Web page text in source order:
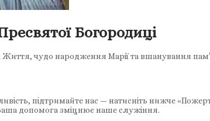
Богородиці
чудо народження Марії та вшанування
підтримайте нас — натисніть нижче
допомога зміцнює наше служіння.